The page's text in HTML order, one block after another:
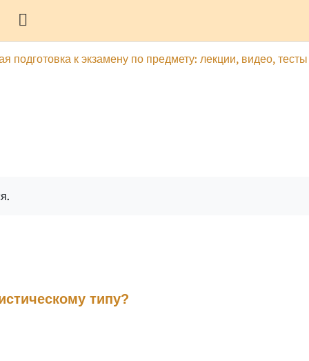
подготовка к экзамену по предмету: лекции, видео, тесты
типу?